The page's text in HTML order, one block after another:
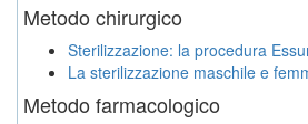
Metodo chirurgico
Sterilizzazione: la procedura
La sterilizzazione maschile e
Metodo farmacologico